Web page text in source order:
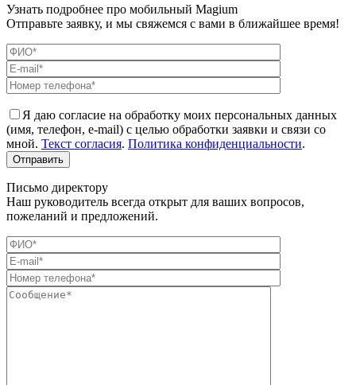
Узнать подробнее про мобильный Magium
Отправьте заявку, и мы свяжемся с вами в ближайшее время!
Я даю согласие на обработку моих персональных данных
(имя, телефон, e-mail) с целью обработки заявки и связи со
мной. Текст согласия. Политика конфиденциальности.
Письмо директору
Наш руководитель всегда открыт для ваших вопросов,
пожеланий и предложений.